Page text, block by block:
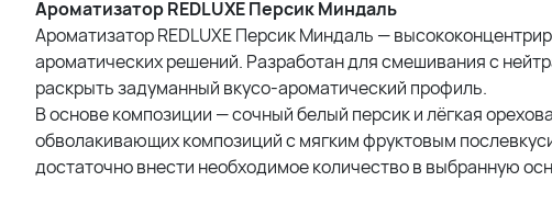
Ароматизатор REDLUXE Персик Миндаль
Ароматизатор REDLUXE Персик Миндаль —
ароматических решений. Разработан для смешивания с
раскрыть задуманный вкусо-ароматический профиль.
В основе композиции — сочный белый персик и лёгкая
обволакивающих композиций с мягким фруктовым
достаточно внести необходимое количество в выбранную